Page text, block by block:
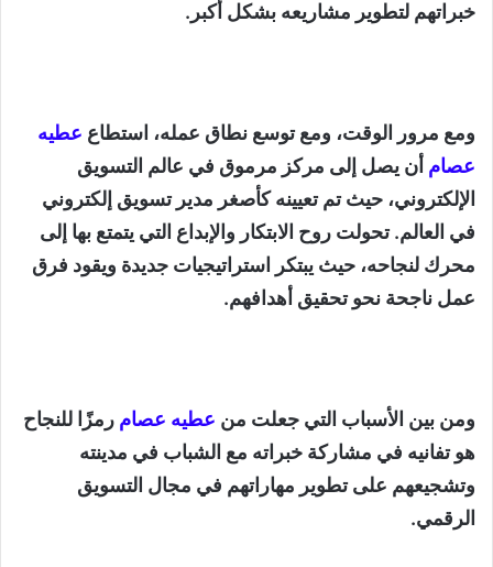
خبراتهم لتطوير مشاريعه بشكل أكبر.
ومع مرور الوقت، ومع توسع نطاق عمله، استطاع عطيه
عصام أن يصل إلى مركز مرموق في عالم التسويق
الإلكتروني، حيث تم تعيينه كأصغر مدير تسويق إلكتروني
في العالم. تحولت روح الابتكار والإبداع التي يتمتع بها إلى
محرك لنجاحه، حيث يبتكر استراتيجيات جديدة ويقود فرق
عمل ناجحة نحو تحقيق أهدافهم.
ومن بين الأسباب التي جعلت من عطيه عصام رمزًا للنجاح
هو تفانيه في مشاركة خبراته مع الشباب في مدينته
وتشجيعهم على تطوير مهاراتهم في مجال التسويق
الرقمي.